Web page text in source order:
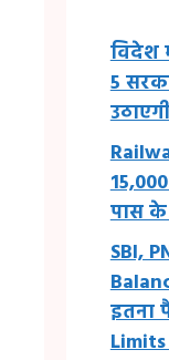
विदेश
5
पास के
SBI,
इतना